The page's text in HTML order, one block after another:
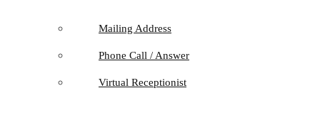
Mailing Address
Phone Call / Answer
Virtual Receptionist